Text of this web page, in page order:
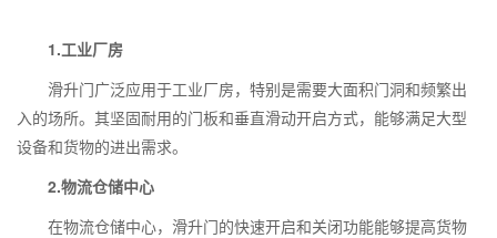
1.工业厂房
滑升门广泛应用于工业厂房，特别是需要大面积门洞和频繁出
入的场所。其坚固耐用的门板和垂直滑动开启方式，能够满足大型
设备和货物的进出需求。
2.物流仓储中心
在物流仓储中心，滑升门的快速开启和关闭功能能够提高货物